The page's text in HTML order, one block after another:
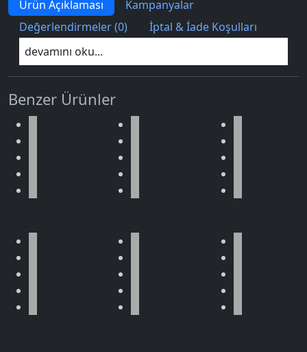
Ürün Açıklaması
Kampanyalar
Değerlendirmeler (0)
İptal & İade Koşulları
devamını oku...
Benzer Ürünler